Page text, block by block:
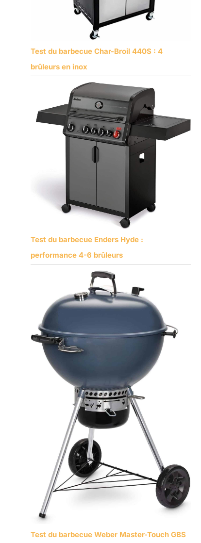
Test du barbecue Char-Broil 440S : 4
brûleurs en inox
Test du barbecue Enders Hyde :
performance 4-6 brûleurs
Test du barbecue Weber Master-Touch GBS